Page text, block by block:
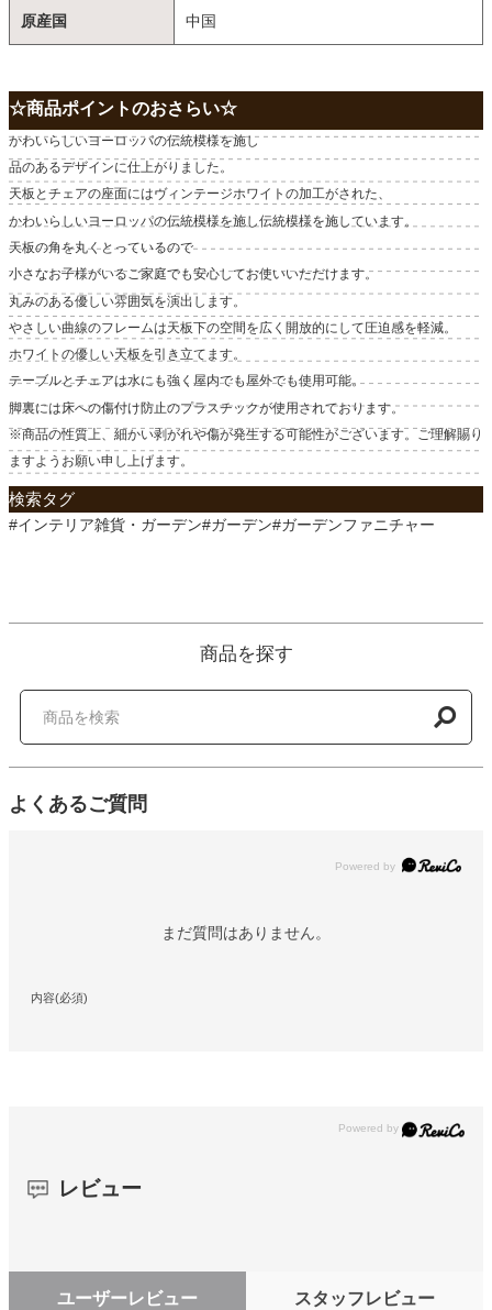
原産国 中国
☆商品ポイントのおさらい☆
かわいらしいヨーロッパの伝統模様を施し
品のあるデザインに仕上がりました。
天板とチェアの座面にはヴィンテージホワイトの加工がされた、
かわいらしいヨーロッパの伝統模様を施し伝統模様を施しています。
天板の角を丸くとっているので
小さなお子様がいるご家庭でも安心してお使いいただけます。
丸みのある優しい雰囲気を演出します。
やさしい曲線のフレームは天板下の空間を広く開放的にして圧迫感を軽減。
ホワイトの優しい天板を引き立てます。
テーブルとチェアは水にも強く屋内でも屋外でも使用可能。
脚裏には床への傷付け防止のプラスチックが使用されております。
※商品の性質上、細かい剥がれや傷が発生する可能性がございます。ご理解賜り
ますようお願い申し上げます。
検索タグ
#インテリア雑貨・ガーデン#ガーデン#ガーデンファニチャー
商品を探す
よくあるご質問
Powered by
まだ質問はありません。
内容(必須)
レビュー
ユーザーレビュー スタッフレビュー